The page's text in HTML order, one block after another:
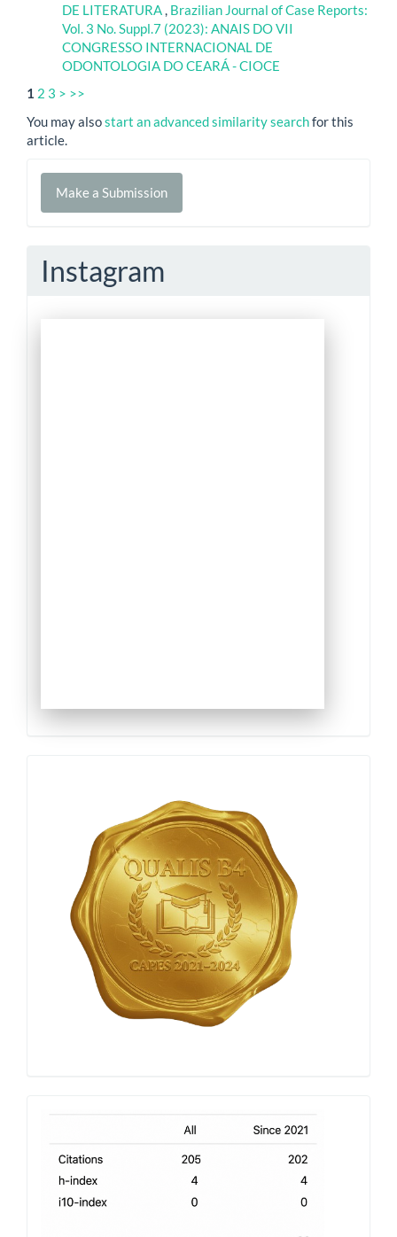
DE LITERATURA Brazilian Journal of Case Reports:
Vol. 3 No. Suppl.7 (2023): ANAIS DO VII
CONGRESSO INTERNACIONAL DE
ODONTOLOGIA DO CEARÁ - CIOCE
1 2 3 > >>
You may alsostart an advanced similarity searchfor this
article.
Make
Make a Submission
Instagram
index